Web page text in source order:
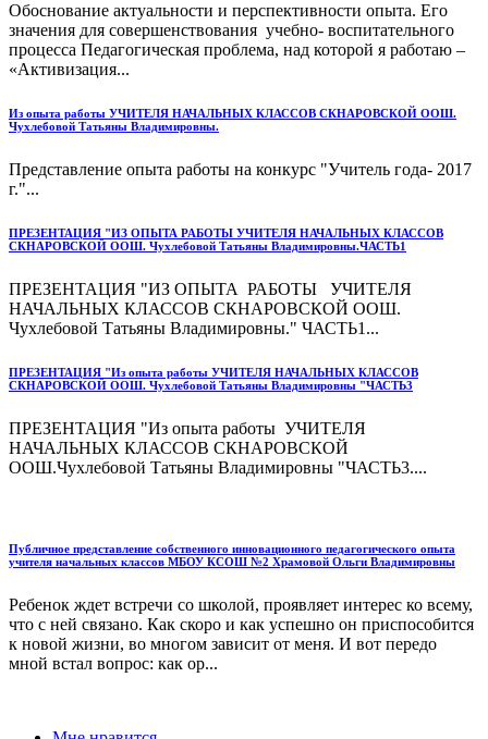
Обоснование актуальности и перспективности опыта. Его
значения для совершенствования учебно- воспитательного
процесса Педагогическая проблема, над которой я работаю –
«Активизация...
Из опыта работы УЧИТЕЛЯ НАЧАЛЬНЫХ КЛАССОВ СКНАРОВСКОЙ ООШ.
Чухлебовой Татьяны Владимировны.
Представление опыта работы на конкурс "Учитель года- 2017
г."...
ПРЕЗЕНТАЦИЯ "ИЗ ОПЫТА РАБОТЫ УЧИТЕЛЯ НАЧАЛЬНЫХ КЛАССОВ
СКНАРОВСКОЙ ООШ. Чухлебовой Татьяны Владимировны.ЧАСТЬ1
ПРЕЗЕНТАЦИЯ "ИЗ ОПЫТА РАБОТЫ УЧИТЕЛЯ
НАЧАЛЬНЫХ КЛАССОВ СКНАРОВСКОЙ ООШ.
Чухлебовой Татьяны Владимировны." ЧАСТЬ1...
ПРЕЗЕНТАЦИЯ "Из опыта работы УЧИТЕЛЯ НАЧАЛЬНЫХ КЛАССОВ
СКНАРОВСКОЙ ООШ. Чухлебовой Татьяны Владимировны "ЧАСТЬ3
ПРЕЗЕНТАЦИЯ "Из опыта работы УЧИТЕЛЯ
НАЧАЛЬНЫХ КЛАССОВ СКНАРОВСКОЙ
ООШ.Чухлебовой Татьяны Владимировны "ЧАСТЬ3....
Публичное представление собственного инновационного педагогического опыта
учителя начальных классов МБОУ КСОШ №2 Храмовой Ольги Владимировны
Ребенок ждет встречи со школой, проявляет интерес ко всему,
что с ней связано. Как скоро и как успешно он приспособится
к новой жизни, во многом зависит от меня. И вот передо
мной встал вопрос: как ор...